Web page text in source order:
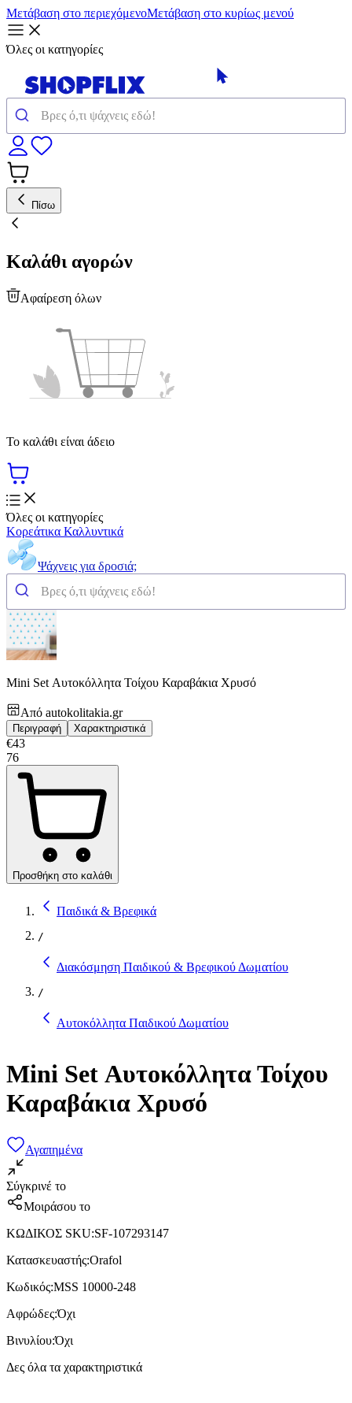
Μετάβαση στο περιεχόμενοΜετάβαση στο κυρίως μενού
Όλες οι κατηγορίες
Πίσω
Καλάθι αγορών
Αφαίρεση όλων
Το καλάθι είναι άδειο
Όλες οι κατηγορίες
Κορεάτικα Καλλυντικά
Ψάχνεις για δροσιά;
Mini Set Αυτοκόλλητα Τοίχου Καραβάκια Χρυσό
Από autokolitakia.gr
Περιγραφή Χαρακτηριστικά
€43
76
Προσθήκη στο καλάθι
Παιδικά & Βρεφικά
/
Διακόσμηση Παιδικού & Βρεφικού Δωματίου
/
Αυτοκόλλητα Παιδικού Δωματίου
Mini Set Αυτοκόλλητα Τοίχου
Καραβάκια Χρυσό
Αγαπημένα
Σύγκρινέ το
Μοιράσου το
ΚΩΔΙΚΟΣ SKU:SF-107293147
Κατασκευαστής:Orafol
Κωδικός:MSS 10000-248
Αφρώδες:Όχι
Βινυλίου:Όχι
Δες όλα τα χαρακτηριστικά